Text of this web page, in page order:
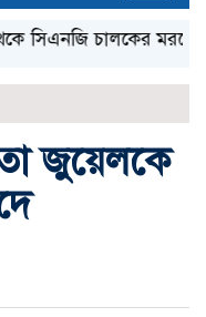
চালকের মরদেহ উদ্ধার
জুয়েলকে